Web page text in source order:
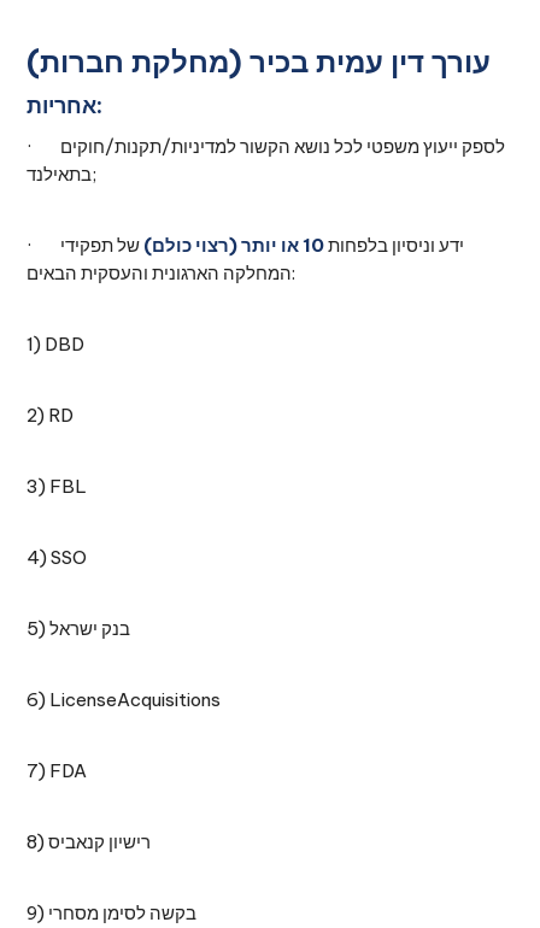
עורך דין עמית בכיר (מחלקת חברות)
אחריות:
· לספק ייעוץ משפטי לכל נושא הקשור למדיניות/תקנות/חוקים
בתאילנד;
· ידע וניסיון בלפחות10 או יותר (רצוי כולם)
של תפקידי
המחלקה הארגונית והעסקית הבאים:
1) DBD
2) RD
3) FBL
4) SSO
5) בנק ישראל
6) LicenseAcquisitions
7) FDA
8) רישיון קנאביס
9) בקשה לסימן מסחרי